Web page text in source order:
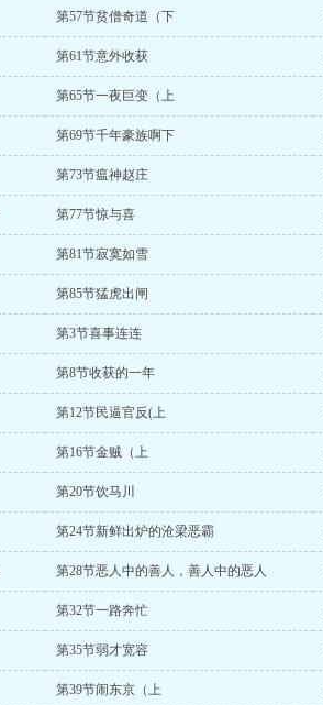
第57节贫僧奇道（下
第61节意外收获
第65节一夜巨变（上
第69节千年豪族啊下
第73节瘟神赵庄
第77节惊与喜
第81节寂寞如雪
第85节猛虎出闸
第3节喜事连连
第8节收获的一年
第12节民逼官反(上
第16节金贼（上
第20节饮马川
第24节新鲜出炉的沧梁恶霸
第28节恶人中的善人，善人中的恶人
第32节一路奔忙
第35节弱才宽容
第39节闹东京（上